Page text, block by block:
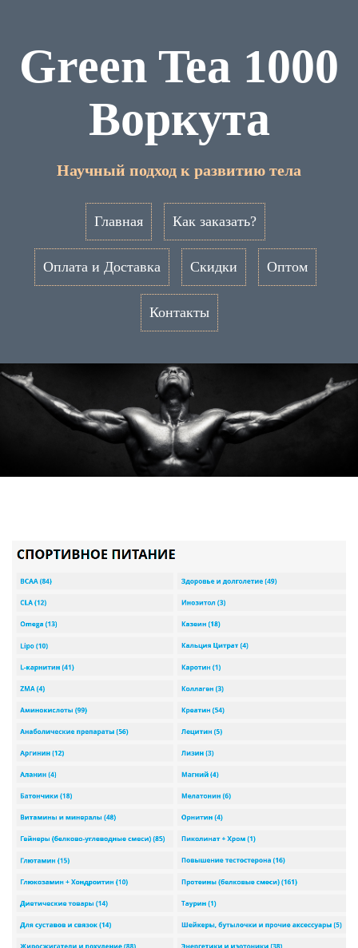
Green Tea 1000
Воркута
Научный подход к развитию тела
Главная Как заказать?
Оплата и Доставка Скидки Оптом
Контакты